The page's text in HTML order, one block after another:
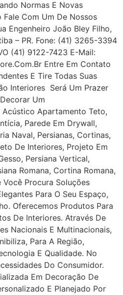
Normas E Novas
Com Um De Nossos
Engenheiro João Bley Filho,
– PR. Fone: (41) 3265-3394
(41) 9122-7423 E-Mail:
Entre Em Contato
E Tire Todas Suas
Interiores Será Um Prazer
Um
Apartamento Teto,
Parede Em Drywall,
Naval, Persianas, Cortinas,
De Interiores, Projeto Em
Persiana Vertical,
Romana, Cortina Romana,
Procura Soluções
Para O Seu Espaço,
Oferecemos Produtos Para
De Interiores. Através De
Nacionais E Multinacionais,
Para A Região,
E Qualidade. No
Do Consumidor.
Em Decoração De
E Planejado Por